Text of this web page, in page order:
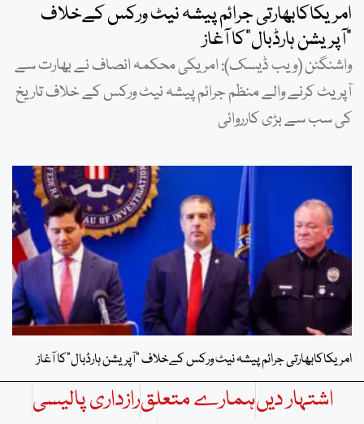
امریکاکابھارتی جرائم پیشہ نیٹ ورکس کےخلاف
“آپریشن ہارڈبال”کا آغاز
واشنگٹن (ویب ڈیسک): امریکی محکمہ انصاف نے بھارت سے
آپریٹ کرنے والے منظم جرائم پیشہ نیٹ ورکس کے خلاف تاریخ
کی سب سے بڑی کارروائی
امریکاکابھارتی جرائم پیشہ نیٹ ورکس کےخلاف “آپریشن ہارڈبال”کا آغاز
اشتہار دیںہمارے متعلقرازداری پالیسی